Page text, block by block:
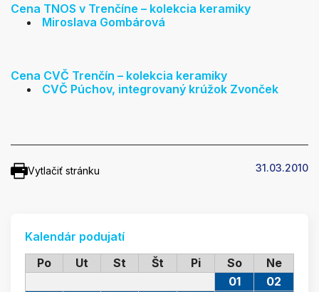
Cena TNOS v Trenčíne – kolekcia keramiky
Miroslava Gombárová
Cena CVČ Trenčín – kolekcia keramiky
CVČ Púchov, integrovaný krúžok Zvonček
Vytlačiť stránku 31.03.2010
Kalendár podujatí
Po
Ut St Št Pi So Ne
01
02